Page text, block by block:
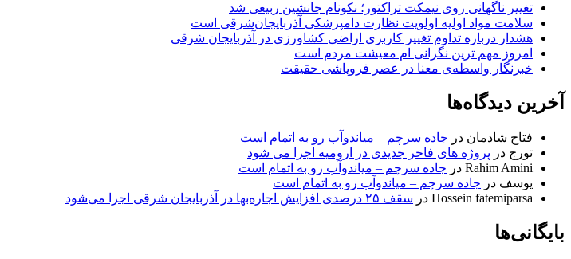
تغییر ناگهانی روی نیمکت تراکتور؛ نکونام جانشین ربیعی شد
سلامت مواد اولیه اولویت نظارت دامپزشکی آذربایجان‌شرقی است
هشدار درباره تداوم تغییر کاربری اراضی کشاورزی در آذربایجان شرقی
امروز مهم‌ ترین نگرانی‌ ام معیشت مردم است
خبرنگار واسطه‌ی معنا در عصر فروپاشی حقیقت
آخرین دیدگاه‌ها
فتاح شادمان در جاده سرچم – میاندوآب رو به اتمام است
تورج در پروژه های فاخر جدیدی در ارومیه اجرا می شود
Rahim Amini در جاده سرچم – میاندوآب رو به اتمام است
یوسف در جاده سرچم – میاندوآب رو به اتمام است
Hossein fatemiparsa در سقف ۲۵ درصدی افزایش اجاره‌بها در آذربایجان شرقی اجرا می‌شود
بایگانی‌ها